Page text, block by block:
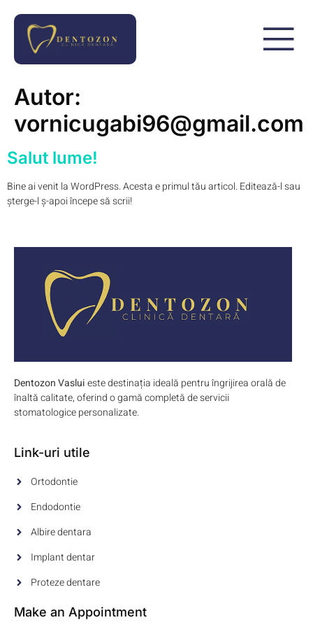
Autor:
vornicugabi96@gmail.com
Salut lume!
Bine ai venit la WordPress. Acesta e primul tău articol. Editează-l sau
șterge-l ș-apoi începe să scrii!
Dentozon Vasluieste destinația ideală pentru îngrijirea orală de
înaltă calitate, oferind o gamă completă de servicii
stomatologice personalizate.
Link-uri utile
Ortodontie
Endodontie
Albire dentara
Implant dentar
Proteze dentare
Make an Appointment